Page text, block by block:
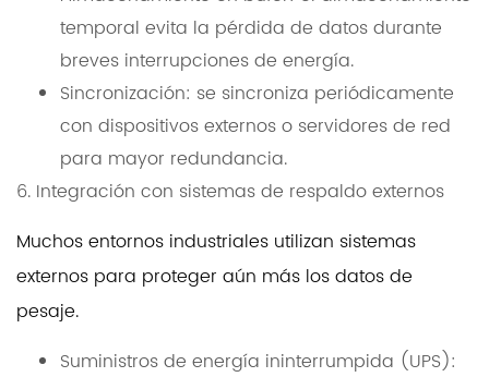
temporal evita la pérdida de datos durante
breves interrupciones de energía.
Sincronización: se sincroniza periódicamente
con dispositivos externos o servidores de red
para mayor redundancia.
6. Integración con sistemas de respaldo externos
Muchos entornos industriales utilizan sistemas
externos para proteger aún más los datos de
pesaje.
Suministros de energía ininterrumpida (UPS):